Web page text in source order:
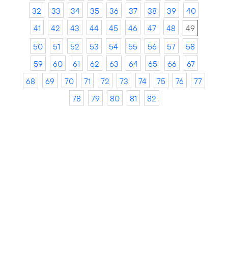
32
33 34 35 36 37 38 39
40
41
42 43 44 45 46 47 48
49
50
51 52 53 54 55 56 57
58
59
60 61 62 63 64 65 66
67
68
69 70 71 72 73 74 75 76
77
78
79 80 81 82